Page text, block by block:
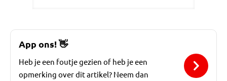
App ons!👋
Heb je een foutje gezien of heb je een
opmerking over dit artikel? Neem dan